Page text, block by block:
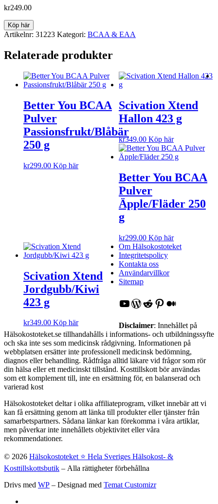
kr249.00
Köp här
Artikelnr: 31223 Kategori: BCAA & EAA
Relaterade produkter
Better You BCAA
Pulver
Passionsfrukt/Blåbär
250 g
kr299.00 Köp här
Scivation Xtend
Hallon 423 g
kr349.00 Köp här
Better You BCAA
Pulver
Äpple/Fläder 250
g
kr299.00 Köp här
Scivation Xtend
Jordgubb/Kiwi
423 g
kr349.00 Köp här
Om Hälsokostoteket
Integritetspolicy
Kontakta oss
Användarvillkor
Sitemap
YouTube
WordPress
Reddit
Pinterest
Medium
Disclaimer: Innehållet på
Hälsokostoteket.se tillhandahålls i informations- och utbildningssyfte
och ska inte ses som medicinsk rådgivning. Informationen på
webbplatsen ersätter inte professionell medicinsk bedömning,
diagnos eller behandling. Rådfråga alltid läkare vid frågor som rör
din hälsa eller ett medicinskt tillstånd. Kosttillskott bör användas
som ett komplement till, inte en ersättning för, en balanserad och
varierad kost
Hälsokostoteket deltar i olika affiliateprogram, vilket innebär att vi
kan få ersättning genom att länka till produkter eller tjänster från
samarbetspartners. Sådana länkar kan förekomma i våra artiklar,
men påverkar inte innehållets objektivitet eller våra
rekommendationer.
© 2026 Hälsokostoteket ⭐️ Hela Sveriges Hälsokost- &
Kosttillskottsbutik – Alla rättigheter förbehållna
Drivs med WP – Designad med Temat Customizr